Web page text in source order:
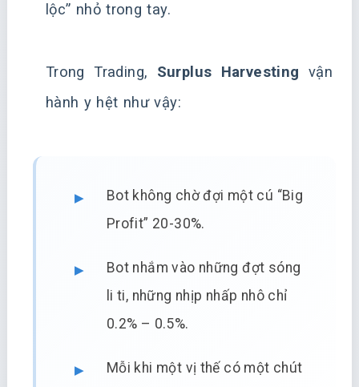
lộc” nhỏ trong tay.
Trong Trading, Surplus Harvesting vận
hành y hệt như vậy:
Bot không chờ đợi một cú “Big
Profit” 20-30%.
Bot nhắm vào những đợt sóng
li ti, những nhịp nhấp nhô chỉ
0.2% – 0.5%.
Mỗi khi một vị thế có một chút